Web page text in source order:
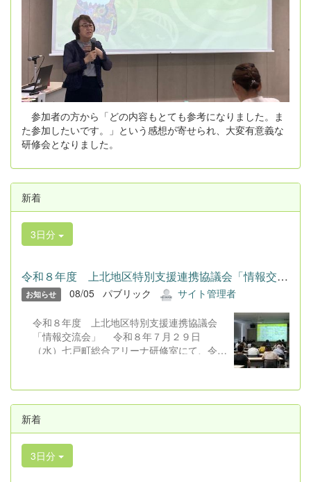
参加者の方から「どの内容もとても参考になりました。ま
た参加したいです。」という感想が寄せられ、大変有意義な
研修会となりました。
新着
3日分
令和８年度 上北地区特別支援連携協議会「情報交流会」 令和...
お知らせ 08/05 パブリック サイト管理者
令和８年度 上北地区特別支援連携協議会
「情報交流会」 令和８年７月２９日
（水）七戸町総合アリーナ研修室にて、令和
教員を含む教育関係者、保護者８０名、福祉
関係者等が参集し、オンラインでは約１００
名が参加しました。話題提供として、本校保
護者より「医療的ケア児の子育てときょうだ
い児へのかかわりについて」ということで発
表していただきました。家族の思いや願いを
新着
3日分